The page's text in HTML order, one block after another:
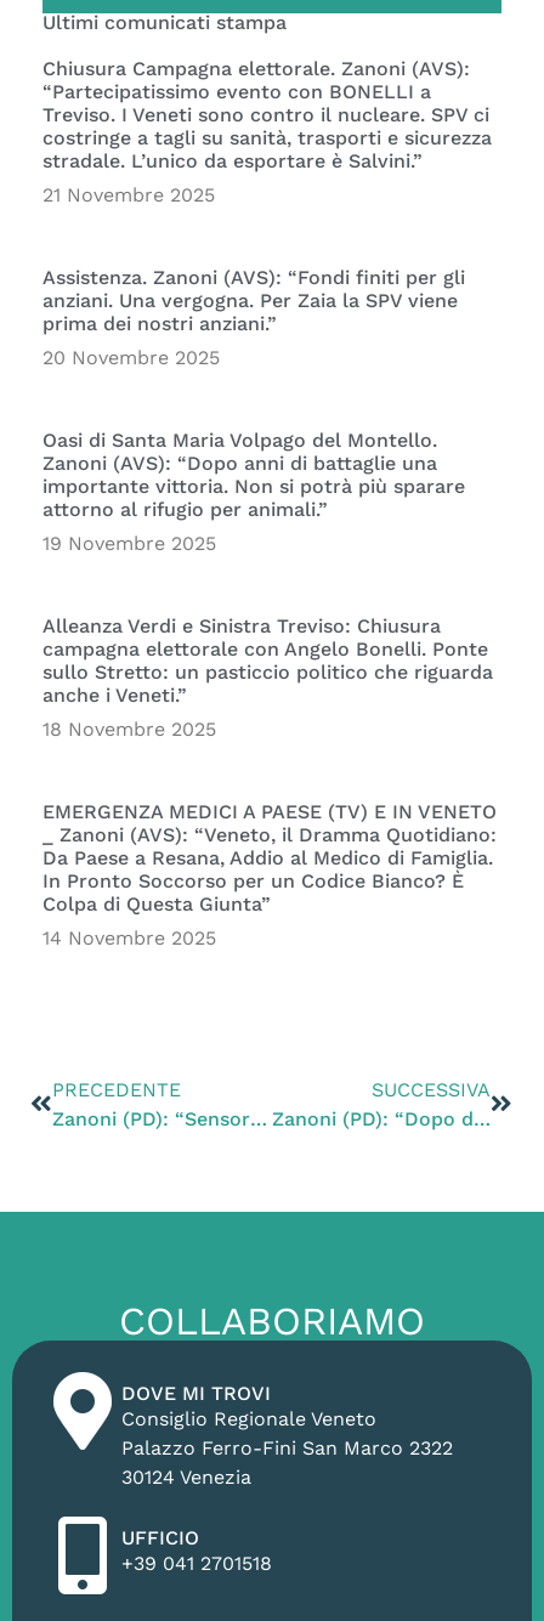
Ultimi comunicati stampa
Chiusura Campagna elettorale. Zanoni (AVS):
“Partecipatissimo evento con BONELLI a
Treviso. I Veneti sono contro il nucleare. SPV ci
costringe a tagli su sanità, trasporti e sicurezza
stradale. L’unico da esportare è Salvini.”
21 Novembre 2025
Assistenza. Zanoni (AVS): “Fondi finiti per gli
anziani. Una vergogna. Per Zaia la SPV viene
prima dei nostri anziani.”
20 Novembre 2025
Oasi di Santa Maria Volpago del Montello.
Zanoni (AVS): “Dopo anni di battaglie una
importante vittoria. Non si potrà più sparare
attorno al rifugio per animali.”
19 Novembre 2025
Alleanza Verdi e Sinistra Treviso: Chiusura
campagna elettorale con Angelo Bonelli. Ponte
sullo Stretto: un pasticcio politico che riguarda
anche i Veneti.”
18 Novembre 2025
EMERGENZA MEDICI A PAESE (TV) E IN VENETO
_ Zanoni (AVS): “Veneto, il Dramma Quotidiano:
Da Paese a Resana, Addio al Medico di Famiglia.
In Pronto Soccorso per un Codice Bianco? È
Colpa di Questa Giunta”
14 Novembre 2025
PRECEDENTE
Zanoni (PD): “Sensori sul ponte di Vidor, dopo sette mesi nessuna novità. Quando saranno installati e quando partirà la manutenzione straordinaria?”
SUCCESSIVA
Zanoni (PD): “Dopo due anni, nessun colpevole per l’assassinio di Mauro Pretto. Su questa vicenda è calato troppo in fretta il silenzio”
COLLABORIAMO
DOVE MI TROVI
Consiglio Regionale Veneto
Palazzo Ferro-Fini San Marco 2322
30124 Venezia
UFFICIO
+39 041 2701518